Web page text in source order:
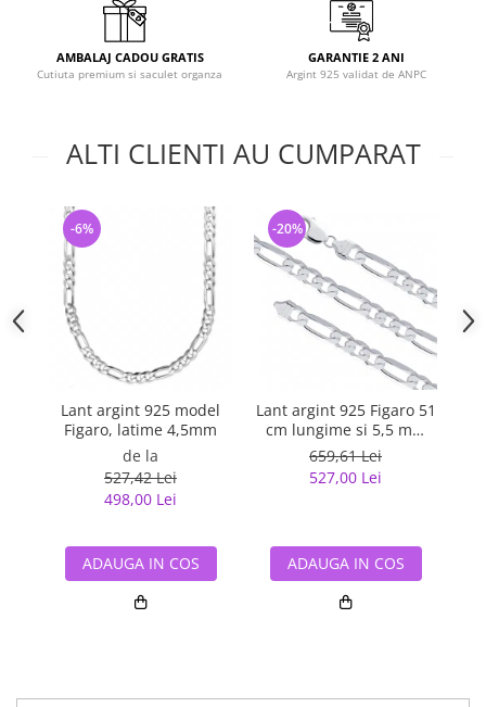
AMBALAJ CADOU GRATIS
Cutiuta premium si saculet organza
GARANTIE 2 ANI
Argint 925 validat de ANPC
ALTI CLIENTI AU CUMPARAT
Lant argint 925 model
Figaro, latime 4,5mm
de la
527,42 Lei
498,00 Lei
-6%
ADAUGA IN COS
Lant argint 925 Figaro 51
cm lungime si 5,5 mm
latime, Classical You
LSX0202
659,61 Lei
527,00 Lei
-20%
ADAUGA IN COS